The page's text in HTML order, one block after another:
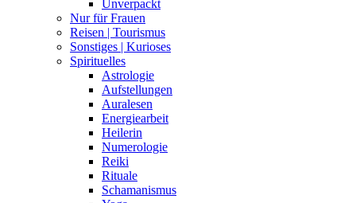
Unverpackt
Nur für Frauen
Reisen | Tourismus
Sonstiges | Kurioses
Spirituelles
Astrologie
Aufstellungen
Auralesen
Energiearbeit
Heilerin
Numerologie
Reiki
Rituale
Schamanismus